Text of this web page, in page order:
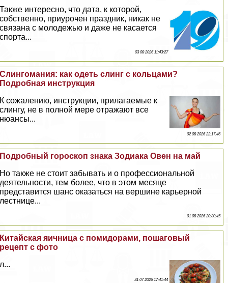
Также интересно, что дата, к которой,
собственно, приурочен праздник, никак не
связана с молодежью и даже не касается
спорта...
03 08 2026 11:43:27
Слингомания: как одеть слинг с кольцами?
Подробная инструкция
К сожалению, инструкции, прилагаемые к
слингу, не в полной мере отражают все
нюансы...
02 08 2026 22:17:46
Подробный гороскоп знака Зодиака Овен на май
Но также не стоит забывать и о профессиональной
деятельности, тем более, что в этом месяце
представится шанс оказаться на вершине карьерной
лестнице...
01 08 2026 20:30:45
Китайская яичница с помидорами, пошаговый
рецепт с фото
л...
31 07 2026 17:41:44